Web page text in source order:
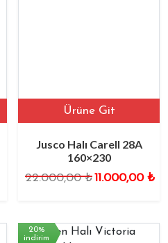
Ürüne Git
Jusco Halı Carell 28A
160×230
22.000,00₺11.000,00 ₺
20%
indirim